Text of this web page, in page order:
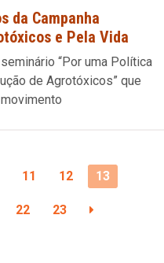
da Campanha
e Pela Vida
“Por uma Política
de Agrotóxicos” que
11 12 13
22 23